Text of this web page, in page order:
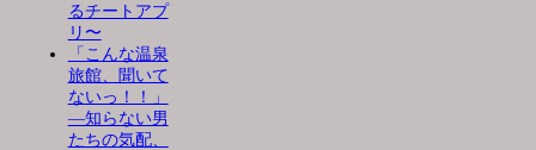
るチートアプ
リ〜
「こんな温泉
旅館、聞いて
ないっ！！」
―知らない男
たちの気配、